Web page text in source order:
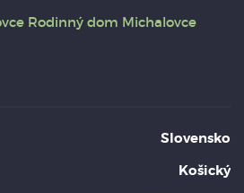
Rodinný dom Michalovce
Slovensko
Košický